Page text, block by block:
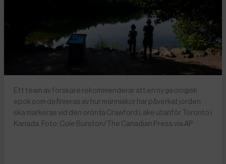
Ett team av forskare rekommenderar att en ny geologisk
epok som definieras av hur människor har påverkat jorden
ska markeras vid den orörda Crawford Lake utanför Toronto i
Kanada. Foto: Cole Burston/The Canadian Press via AP